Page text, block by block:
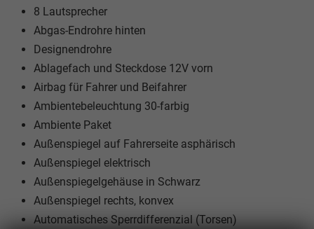
8 Lautsprecher
Abgas-Endrohre hinten
Designendrohre
Ablagefach und Steckdose 12V vorn
Airbag für Fahrer und Beifahrer
Ambientebeleuchtung 30-farbig
Ambiente Paket
Außenspiegel auf Fahrerseite asphärisch
Außenspiegel elektrisch
Außenspiegelgehäuse in Schwarz
Außenspiegel rechts, konvex
Automatisches Sperrdifferenzial (Torsen)